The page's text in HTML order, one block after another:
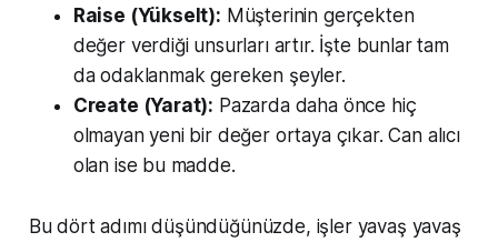
Raise (Yükselt): Müşterinin gerçekten
değer verdiği unsurları artır. İşte bunlar tam
da odaklanmak gereken şeyler.
Create (Yarat): Pazarda daha önce hiç
olmayan yeni bir değer ortaya çıkar. Can alıcı
olan ise bu madde.
Bu dört adımı düşündüğünüzde, işler yavaş yavaş